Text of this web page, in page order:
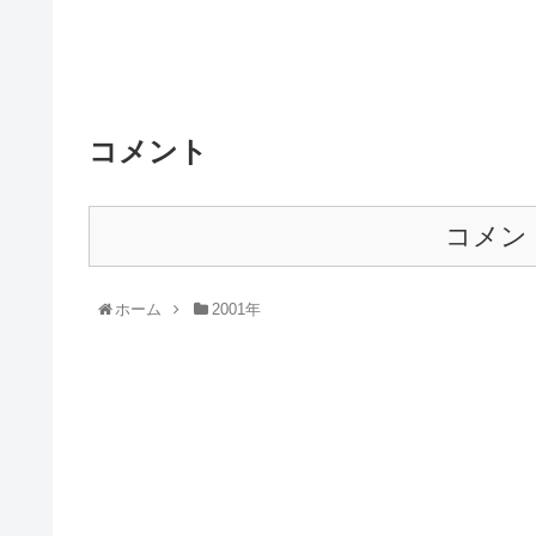
コメント
コメン
ホーム 2001年